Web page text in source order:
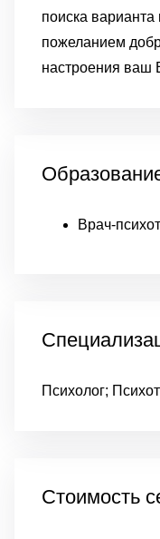
поиска
пожеланием
настроения ваш
Врач-
Психолог;
Стоимость